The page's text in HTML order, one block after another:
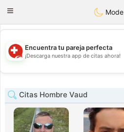
Suissi
Toggle
Mode
💖
💕
Encuentra tu pareja perfecta
¡Descarga nuestra app de citas ahora!
Citas Hombre Vaud